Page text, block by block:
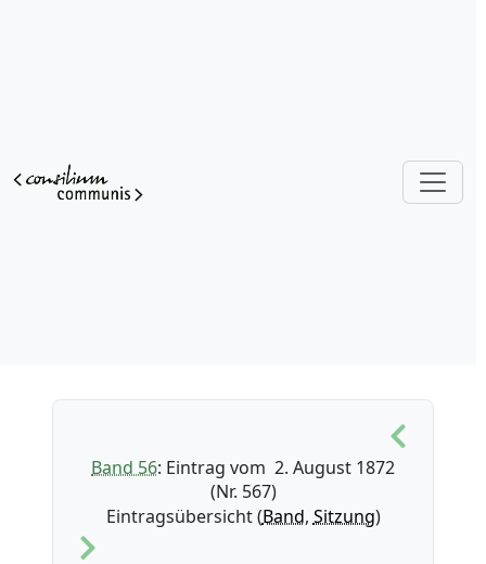
Band 56: Eintrag vom 2. August 1872
(Nr. 567)
Eintragsübersicht (Band, Sitzung)